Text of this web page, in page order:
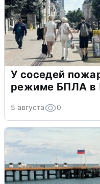
У соседей
режиме БПЛА в
5 августа 0